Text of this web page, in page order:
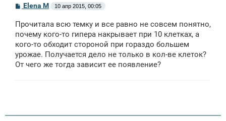
С
б
щ
н
и
Elena M 10 апр 2015, 00:05
Прочитала всю темку и все равно не совсем понятно,
почему кого-то гипера накрывает при 10 клетках, а
кого-то обходит стороной при гораздо большем
урожае. Получается дело не только в кол-ве клеток?
От чего же тогда зависит ее появление?